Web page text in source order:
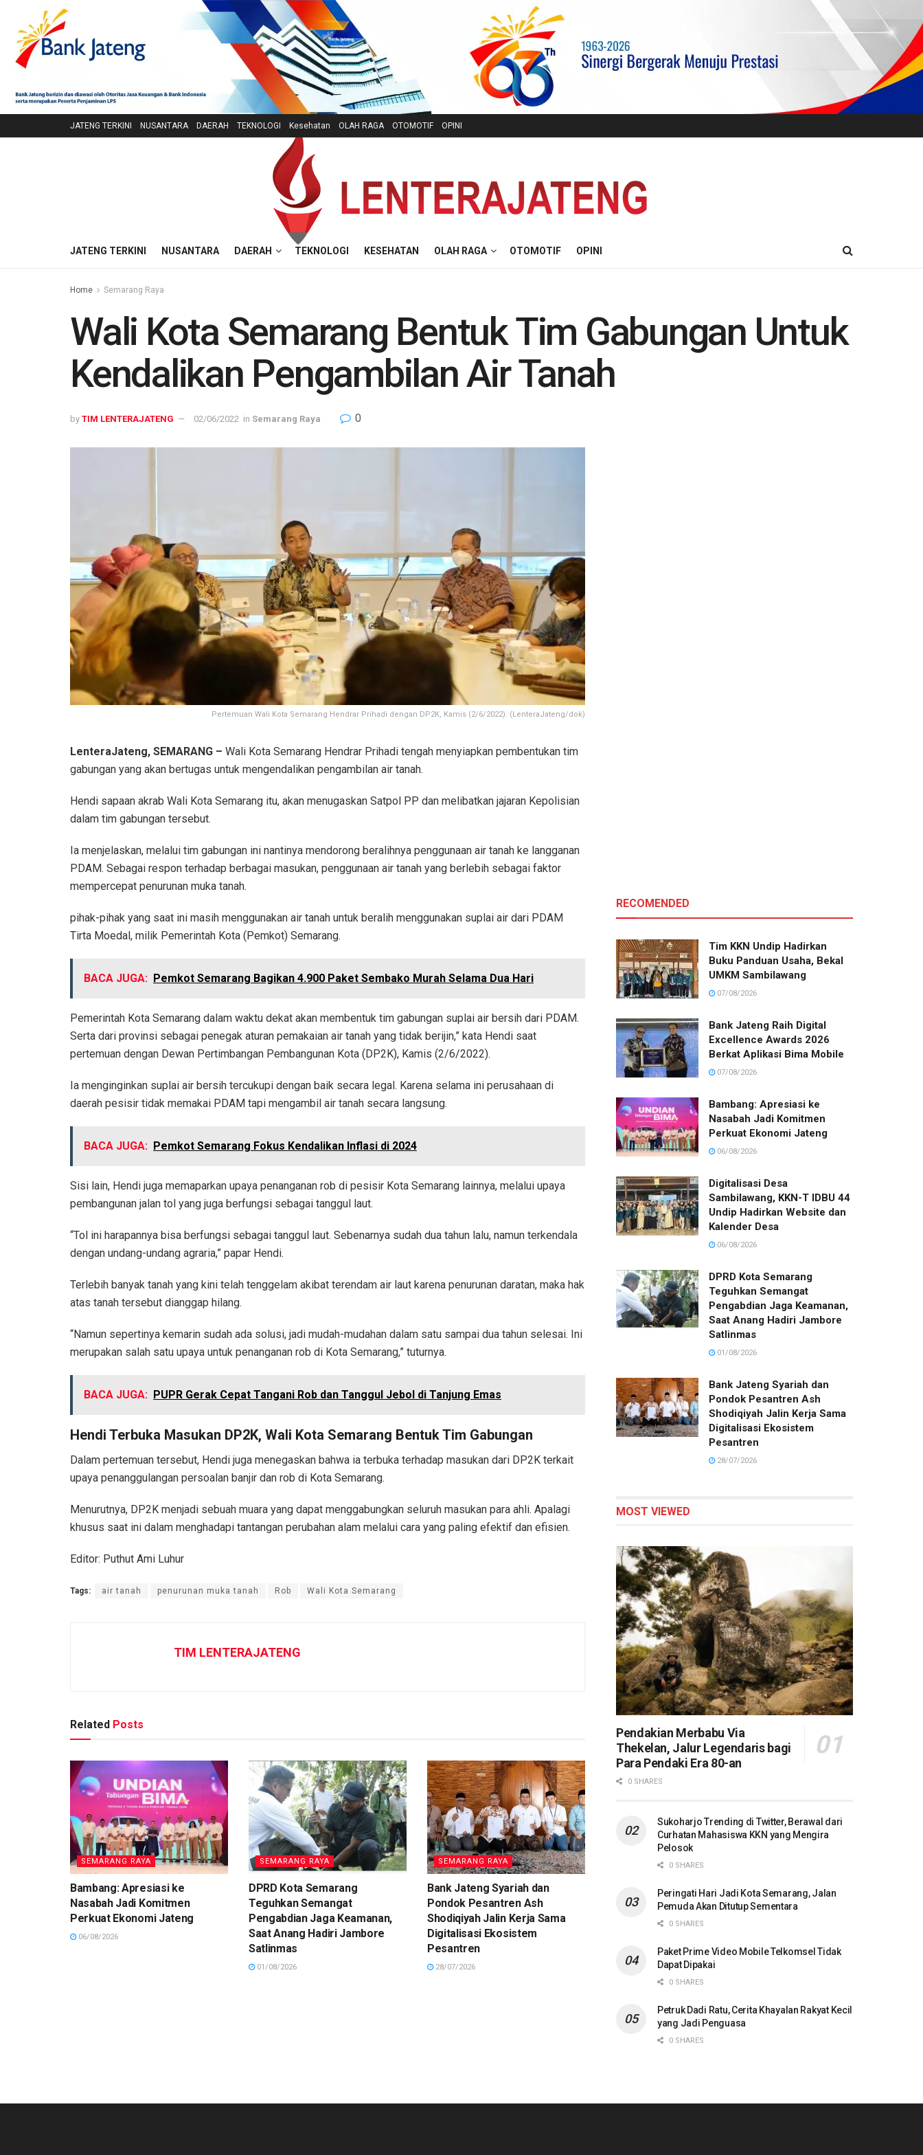
JATENG TERKINI NUSANTARA DAERAH TEKNOLOGI Kesehatan OLAH RAGA OTOMOTIF OPINI
JATENG TERKINI NUSANTARA DAERAH TEKNOLOGI KESEHATAN OLAH RAGA OTOMOTIF OPINI
Home Semarang Raya
Wali Kota Semarang Bentuk Tim Gabungan Untuk
Kendalikan Pengambilan Air Tanah
by TIM LENTERAJATENG 02/06/2022 in Semarang Raya 0
Pertemuan Wali Kota Semarang Hendrar Prihadi dengan DP2K, Kamis (2/6/2022). (LenteraJateng/dok)
LenteraJateng, SEMARANG – Wali Kota Semarang Hendrar Prihadi tengah menyiapkan pembentukan tim
gabungan yang akan bertugas untuk mengendalikan pengambilan air tanah.
Hendi sapaan akrab Wali Kota Semarang itu, akan menugaskan Satpol PP dan melibatkan jajaran Kepolisian
dalam tim gabungan tersebut.
Ia menjelaskan, melalui tim gabungan ini nantinya mendorong beralihnya penggunaan air tanah ke langganan
PDAM. Sebagai respon terhadap berbagai masukan, penggunaan air tanah yang berlebih sebagai faktor
mempercepat penurunan muka tanah.
pihak-pihak yang saat ini masih menggunakan air tanah untuk beralih menggunakan suplai air dari PDAM
Tirta Moedal, milik Pemerintah Kota (Pemkot) Semarang.
BACA JUGA: Pemkot Semarang Bagikan 4.900 Paket Sembako Murah Selama Dua Hari
Pemerintah Kota Semarang dalam waktu dekat akan membentuk tim gabungan suplai air bersih dari PDAM.
Serta dari provinsi sebagai penegak aturan pemakaian air tanah yang tidak berijin,” kata Hendi saat
pertemuan dengan Dewan Pertimbangan Pembangunan Kota (DP2K), Kamis (2/6/2022).
Ia menginginkan suplai air bersih tercukupi dengan baik secara legal. Karena selama ini perusahaan di
daerah pesisir tidak memakai PDAM tapi mengambil air tanah secara langsung.
BACA JUGA: Pemkot Semarang Fokus Kendalikan Inflasi di 2024
Sisi lain, Hendi juga memaparkan upaya penanganan rob di pesisir Kota Semarang lainnya, melalui upaya
pembangunan jalan tol yang juga berfungsi sebagai tanggul laut.
“Tol ini harapannya bisa berfungsi sebagai tanggul laut. Sebenarnya sudah dua tahun lalu, namun terkendala
dengan undang-undang agraria,” papar Hendi.
Terlebih banyak tanah yang kini telah tenggelam akibat terendam air laut karena penurunan daratan, maka hak
atas tanah tersebut dianggap hilang.
“Namun sepertinya kemarin sudah ada solusi, jadi mudah-mudahan dalam satu sampai dua tahun selesai. Ini
merupakan salah satu upaya untuk penanganan rob di Kota Semarang,” tuturnya.
BACA JUGA: PUPR Gerak Cepat Tangani Rob dan Tanggul Jebol di Tanjung Emas
Hendi Terbuka Masukan DP2K, Wali Kota Semarang Bentuk Tim Gabungan
Dalam pertemuan tersebut, Hendi juga menegaskan bahwa ia terbuka terhadap masukan dari DP2K terkait
upaya penanggulangan persoalan banjir dan rob di Kota Semarang.
Menurutnya, DP2K menjadi sebuah muara yang dapat menggabungkan seluruh masukan para ahli. Apalagi
khusus saat ini dalam menghadapi tantangan perubahan alam melalui cara yang paling efektif dan efisien.
Editor: Puthut Ami Luhur
Tags: air tanah penurunan muka tanah Rob Wali Kota Semarang
TIM LENTERAJATENG
Related Posts
SEMARANG RAYA
Bambang: Apresiasi ke
Nasabah Jadi Komitmen
Perkuat Ekonomi Jateng
06/08/2026
SEMARANG RAYA
DPRD Kota Semarang
Teguhkan Semangat
Pengabdian Jaga Keamanan,
Saat Anang Hadiri Jambore
Satlinmas
01/08/2026
SEMARANG RAYA
Bank Jateng Syariah dan
Pondok Pesantren Ash
Shodiqiyah Jalin Kerja Sama
Digitalisasi Ekosistem
Pesantren
28/07/2026
RECOMENDED
Tim KKN Undip Hadirkan
Buku Panduan Usaha, Bekal
UMKM Sambilawang
07/08/2026
Bank Jateng Raih Digital
Excellence Awards 2026
Berkat Aplikasi Bima Mobile
07/08/2026
Bambang: Apresiasi ke
Nasabah Jadi Komitmen
Perkuat Ekonomi Jateng
06/08/2026
Digitalisasi Desa
Sambilawang, KKN-T IDBU 44
Undip Hadirkan Website dan
Kalender Desa
06/08/2026
DPRD Kota Semarang
Teguhkan Semangat
Pengabdian Jaga Keamanan,
Saat Anang Hadiri Jambore
Satlinmas
01/08/2026
Bank Jateng Syariah dan
Pondok Pesantren Ash
Shodiqiyah Jalin Kerja Sama
Digitalisasi Ekosistem
Pesantren
28/07/2026
MOST VIEWED
Pendakian Merbabu Via
Thekelan, Jalur Legendaris bagi
Para Pendaki Era 80-an
0 SHARES
Sukoharjo Trending di Twitter, Berawal dari
Curhatan Mahasiswa KKN yang Mengira
Pelosok
0 SHARES
Peringati Hari Jadi Kota Semarang, Jalan
Pemuda Akan Ditutup Sementara
0 SHARES
Paket Prime Video Mobile Telkomsel Tidak
Dapat Dipakai
0 SHARES
Petruk Dadi Ratu, Cerita Khayalan Rakyat Kecil
yang Jadi Penguasa
0 SHARES